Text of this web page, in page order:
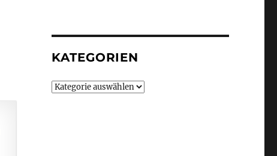
KATEGORIEN
Kategorien